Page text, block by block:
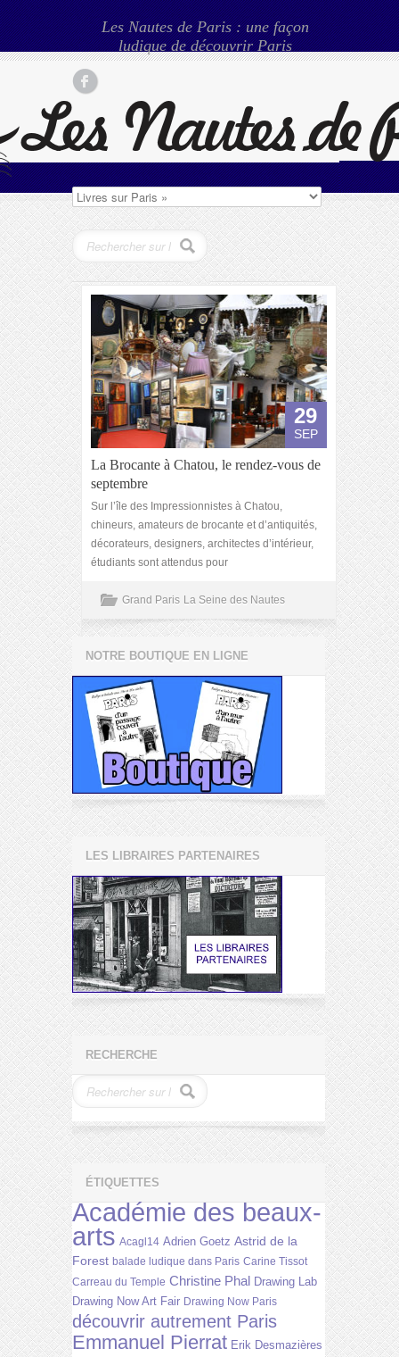
Les Nautes de Paris : une façon
ludique de découvrir Paris
29
SEP
La Brocante à Chatou, le rendez-vous de
septembre
Sur l’île des Impressionnistes à Chatou,
chineurs, amateurs de brocante et d’antiquités,
décorateurs, designers, architectes d’intérieur,
étudiants sont attendus pour
Grand Paris La Seine des Nautes
NOTRE BOUTIQUE EN LIGNE
LES LIBRAIRES PARTENAIRES
RECHERCHE
ÉTIQUETTES
Académie des beaux-
arts Acagl14 Adrien Goetz Astrid de la
Forest balade ludique dans Paris Carine Tissot
Carreau du Temple Christine Phal Drawing Lab
Drawing Now Art Fair Drawing Now Paris
découvrir autrement Paris
Emmanuel Pierrat Erik Desmazières